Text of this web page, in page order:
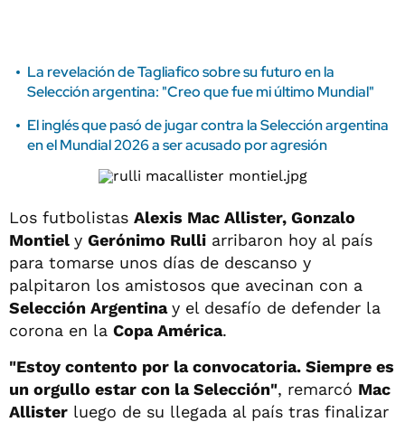
La revelación de Tagliafico sobre su futuro en la
Selección argentina: "Creo que fue mi último Mundial"
El inglés que pasó de jugar contra la Selección argentina
en el Mundial 2026 a ser acusado por agresión
Los futbolistas Alexis Mac Allister, Gonzalo
Montiel y Gerónimo Rulli arribaron hoy al país
para tomarse unos días de descanso y
palpitaron los amistosos que avecinan con a
Selección Argentinay el desafío de defender la
corona en la Copa América.
"Estoy contento por la convocatoria. Siempre es
un orgullo estar con la Selección", remarcó Mac
Allister luego de su llegada al país tras finalizar